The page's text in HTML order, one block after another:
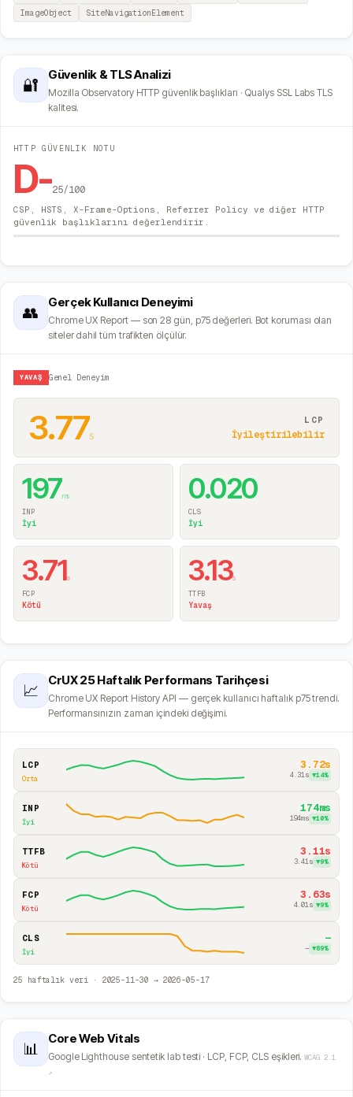
ImageObject
SiteNavigationElement
🔐
Güvenlik & TLS Analizi
Mozilla Observatory HTTP güvenlik başlıkları · Qualys SSL Labs TLS
kalitesi.
HTTP GÜVENLIK NOTU
D-25/100
CSP, HSTS, X-Frame-Options, Referrer Policy ve diğer HTTP
güvenlik başlıklarını değerlendirir.
👥
Gerçek Kullanıcı Deneyimi
Chrome UX Report — son 28 gün, p75 değerleri. Bot koruması olan
siteler dahil tüm trafikten ölçülür.
YAVAŞ Genel Deneyim
3.77s
LCP
İyileştirilebilir
197ms
INP
İyi
0.020
CLS
İyi
3.71s
FCP
Kötü
3.13s
TTFB
Yavaş
📈
CrUX 25 Haftalık Performans Tarihçesi
Chrome UX Report History API — gerçek kullanıcı haftalık p75 trendi.
Performansınızın zaman içindeki değişimi.
LCP
Orta
3.72s
4.31s ▼14%
INP
İyi
174ms
194ms ▼10%
TTFB
Kötü
3.11s
3.41s ▼9%
FCP
Kötü
3.63s
4.01s ▼9%
CLS
İyi
—
— ▼89%
25 haftalık veri · 2025-11-30 → 2026-05-17
📊
Core Web Vitals
Google Lighthouse sentetik lab testi · LCP, FCP, CLS eşikleri. WCAG 2.1
↗